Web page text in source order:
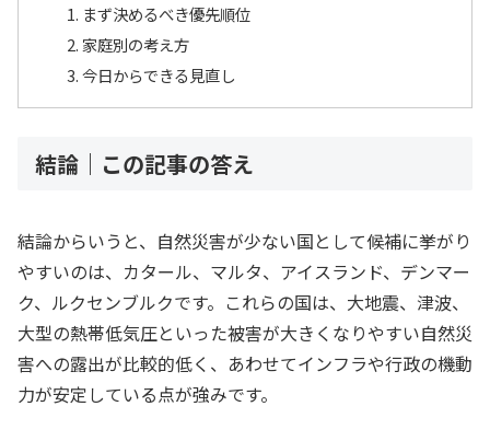
まず決めるべき優先順位
家庭別の考え方
今日からできる見直し
結論｜この記事の答え
結論からいうと、自然災害が少ない国として候補に挙がり
やすいのは、カタール、マルタ、アイスランド、デンマー
ク、ルクセンブルクです。これらの国は、大地震、津波、
大型の熱帯低気圧といった被害が大きくなりやすい自然災
害への露出が比較的低く、あわせてインフラや行政の機動
力が安定している点が強みです。